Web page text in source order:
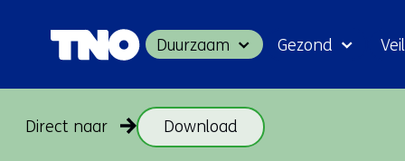
Duurzaam Gezond
Direct naar Download